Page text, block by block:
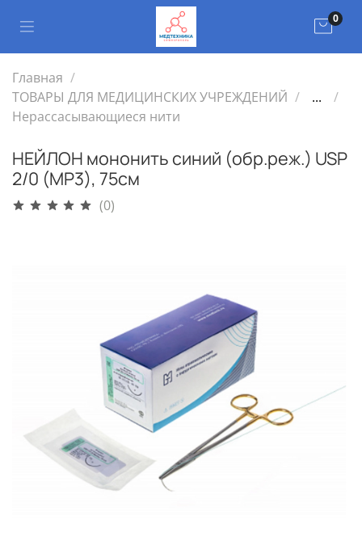
0
Главная
ТОВАРЫ ДЛЯ МЕДИЦИНСКИХ УЧРЕЖДЕНИЙ
...
Нерассасывающиеся нити
НЕЙЛОН мононить синий (обр.реж.) USP
2/0 (МР3), 75см
(0)